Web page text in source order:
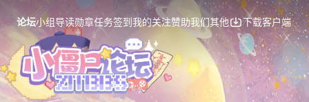
论坛小组导读勋章任务签到我的关注赞助我们其他 下载客户端